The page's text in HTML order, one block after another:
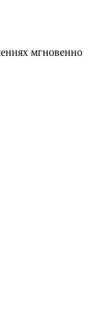
мгновенно